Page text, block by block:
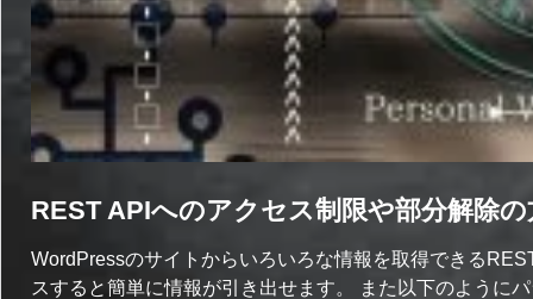
REST APIへのアクセス制限や部分解除
WordPressのサイトからいろいろな情報を取得できる
スすると簡単に情報が引き出せます。 また以下のように